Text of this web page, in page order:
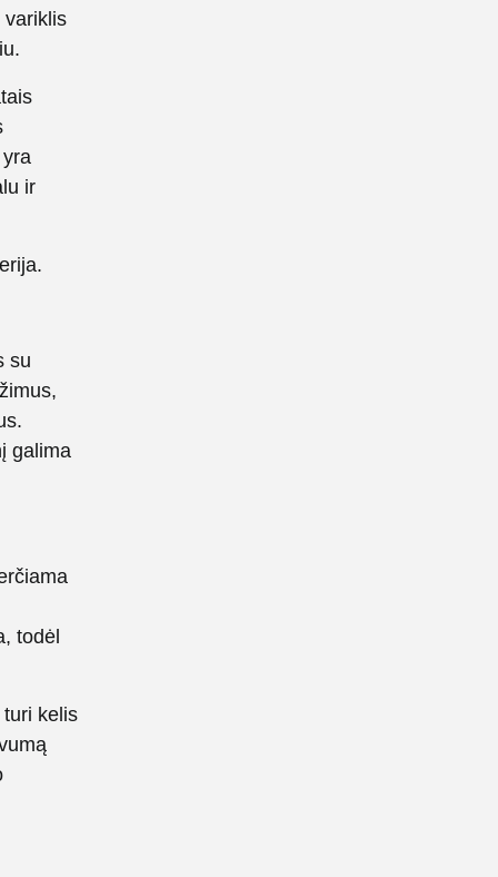
variklis
ir
su
galima
todėl
kelis